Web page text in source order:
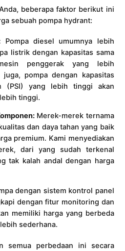
beberapa faktor berikut ini
sebuah pompa hydrant:
Pompa diesel umumnya lebih
listrik dengan kapasitas sama
penggerak yang lebih
juga, pompa dengan kapasitas
(PSI) yang lebih tinggi akan
tinggi.
Merek-merek ternama
dan daya tahan yang baik
premium. Kami menyediakan
dari yang sudah terkenal
tak kalah andal dengan harga
dengan sistem kontrol panel
dengan fitur monitoring dan
memiliki harga yang berbeda
sederhana.
semua perbedaan ini secara